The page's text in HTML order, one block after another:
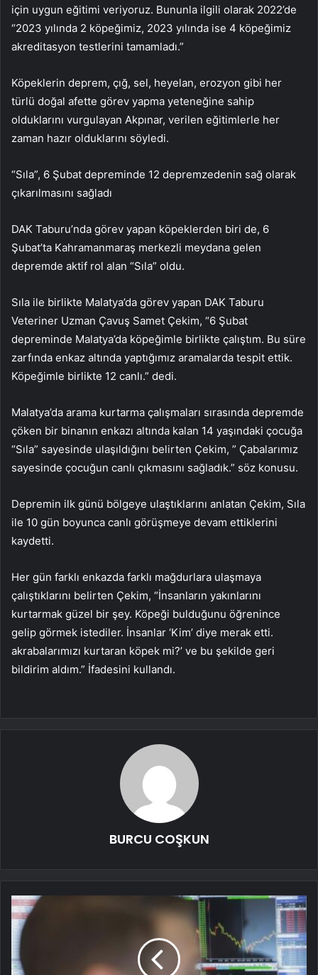
için uygun eğitimi veriyoruz. Bununla ilgili olarak 2022’de
“2023 yılında 2 köpeğimiz, 2023 yılında ise 4 köpeğimiz
akreditasyon testlerini tamamladı.”
Köpeklerin deprem, çığ, sel, heyelan, erozyon gibi her
türlü doğal afette görev yapma yeteneğine sahip
olduklarını vurgulayan Akpınar, verilen eğitimlerle her
zaman hazır olduklarını söyledi.
“Sıla”, 6 Şubat depreminde 12 depremzedenin sağ olarak
çıkarılmasını sağladı
DAK Taburu’nda görev yapan köpeklerden biri de, 6
Şubat’ta Kahramanmaraş merkezli meydana gelen
depremde aktif rol alan “Sıla” oldu.
Sıla ile birlikte Malatya’da görev yapan DAK Taburu
Veteriner Uzman Çavuş Samet Çekim, “6 Şubat
depreminde Malatya’da köpeğimle birlikte çalıştım. Bu süre
zarfında enkaz altında yaptığımız aramalarda tespit ettik.
Köpeğimle birlikte 12 canlı.” dedi.
Malatya’da arama kurtarma çalışmaları sırasında depremde
çöken bir binanın enkazı altında kalan 14 yaşındaki çocuğa
“Sıla” sayesinde ulaşıldığını belirten Çekim, ” Çabalarımız
sayesinde çocuğun canlı çıkmasını sağladık.” söz konusu.
Depremin ilk günü bölgeye ulaştıklarını anlatan Çekim, Sıla
ile 10 gün boyunca canlı görüşmeye devam ettiklerini
kaydetti.
Her gün farklı enkazda farklı mağdurlara ulaşmaya
çalıştıklarını belirten Çekim, “İnsanların yakınlarını
kurtarmak güzel bir şey. Köpeği bulduğunu öğrenince
gelip görmek istediler. İnsanlar ‘Kim’ diye merak etti.
akrabalarımızı kurtaran köpek mi?’ ve bu şekilde geri
bildirim aldım.” İfadesini kullandı.
BURCU COŞKUN